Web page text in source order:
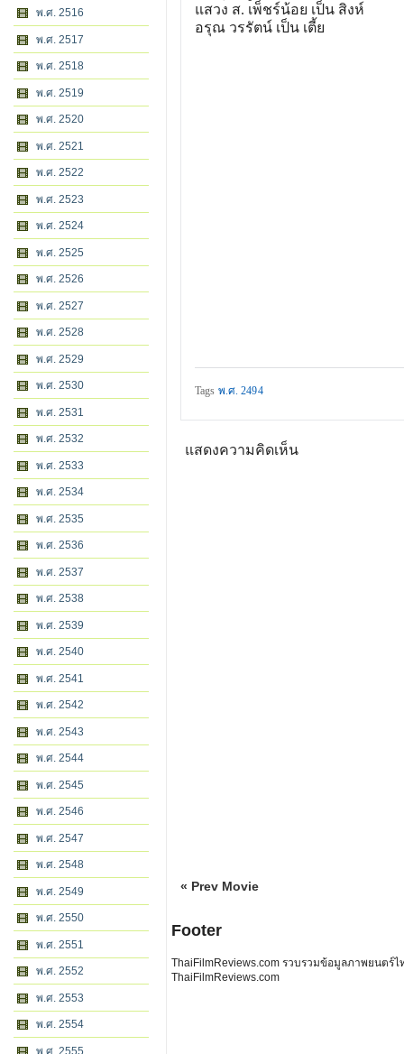
พ.ศ. 2516
พ.ศ. 2517
พ.ศ. 2518
พ.ศ. 2519
พ.ศ. 2520
พ.ศ. 2521
พ.ศ. 2522
พ.ศ. 2523
พ.ศ. 2524
พ.ศ. 2525
พ.ศ. 2526
พ.ศ. 2527
พ.ศ. 2528
พ.ศ. 2529
พ.ศ. 2530
พ.ศ. 2531
พ.ศ. 2532
พ.ศ. 2533
พ.ศ. 2534
พ.ศ. 2535
พ.ศ. 2536
พ.ศ. 2537
พ.ศ. 2538
พ.ศ. 2539
พ.ศ. 2540
พ.ศ. 2541
พ.ศ. 2542
พ.ศ. 2543
พ.ศ. 2544
พ.ศ. 2545
พ.ศ. 2546
พ.ศ. 2547
พ.ศ. 2548
พ.ศ. 2549
พ.ศ. 2550
พ.ศ. 2551
พ.ศ. 2552
พ.ศ. 2553
พ.ศ. 2554
พ.ศ. 2555
แสวง ส. เพ็ชร์น้อย เป็น สิงห์
อรุณ วรรัตน์ เป็น เตี้ย
Tags พ.ศ. 2494
แสดงความคิดเห็น
« Prev Movie
Footer
ThaiFilmReviews.com รวบรวมข้อมูลภาพยนตร์
ThaiFilmReviews.com